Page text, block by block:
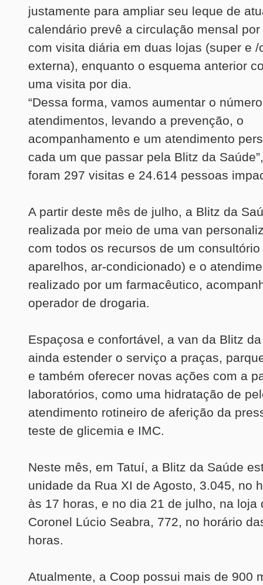
justamente para ampliar seu leque de
calendário prevê a circulação mensal
com visita diária em duas lojas (super e /
externa), enquanto o esquema anterior
uma visita por dia.
“Dessa forma, vamos aumentar o
atendimentos, levando a prevenção, o
acompanhamento e um atendimento
cada um que passar pela Blitz da
foram 297 visitas e 24.614 pessoas
A partir deste mês de julho, a Blitz da
realizada por meio de uma van
com todos os recursos de um
aparelhos, ar-condicionado) e o
realizado por um farmacêutico,
operador de drogaria.
Espaçosa e confortável, a van da Blitz
ainda estender o serviço a praças,
e também oferecer novas ações com a
laboratórios, como uma hidratação de
atendimento rotineiro de aferição da
teste de glicemia e IMC.
Neste mês, em Tatuí, a Blitz da Saúde
unidade da Rua XI de Agosto, 3.045, no
às 17 horas, e no dia 21 de julho, na loja
Coronel Lúcio Seabra, 772, no horário
horas.
Atualmente, a Coop possui mais de 900